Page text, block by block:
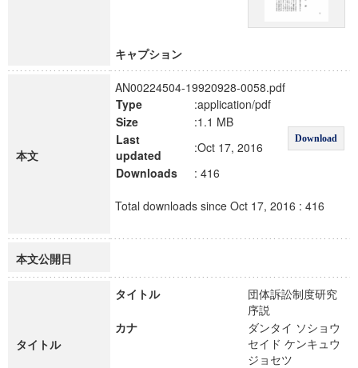
キャプション
本文
AN00224504-19920928-0058.pdf
Type
:application/pdf
Download
Size
:1.1 MB
Last
updated
:Oct 17, 2016
Downloads
: 416
Total downloads since Oct 17, 2016 : 416
本文公開日
タイトル
タイトル
団体訴訟制度研究
序説
カナ
ダンタイ ソショウ
セイド ケンキュウ
ジョセツ